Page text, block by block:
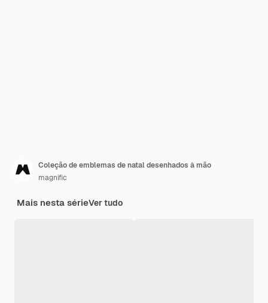
Coleção de emblemas de natal desenhados à mão
magnific
Mais nesta sérieVer tudo